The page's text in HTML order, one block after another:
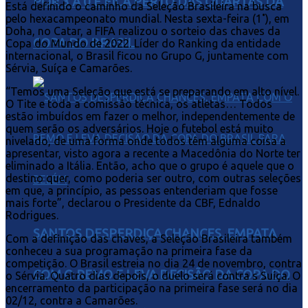
COPA DO BRASIL
SANTOS DESPERDIÇA CHANCES, EMPATA
COM O REMO E LEVA DECISÃO DA COPA DO
Está definido o caminho da Seleção Brasileira na busca
pelo hexacampeonato mundial. Nesta sexta-feira (1˚), em
Doha, no Catar, a FIFA realizou o sorteio das chaves da
Copa do Mundo de 2022. Líder do Ranking da entidade
internacional, o Brasil ficou no Grupo G, juntamente com
Sérvia, Suíça e Camarões.
“Temos uma Seleção que está se preparando em alto nível.
O Tite e toda a comissão técnica, os atletas… Todos
estão imbuídos em fazer o melhor, independentemente de
quem serão os adversários. Hoje o futebol está muito
nivelado, de uma forma onde todos têm alguma coisa a
apresentar, visto agora a recente a Macedônia do Norte ter
eliminado a Itália. Então, acho que o grupo é aquele que o
destino quer, como poderia ser outro, com outras seleções
em que, a princípio, as pessoas entenderiam que fosse
mais forte”, declarou o Presidente da CBF, Ednaldo
Rodrigues.
Com a definição das chaves, a Seleção Brasileira também
conheceu a sua programação na primeira fase da
competição. O Brasil estreia no dia 24 de novembro, contra
o Sérvia. Quatro dias depois, o duelo será contra s Suíça. O
encerramento da participação na primeira fase será no dia
02/12, contra a Camarões.